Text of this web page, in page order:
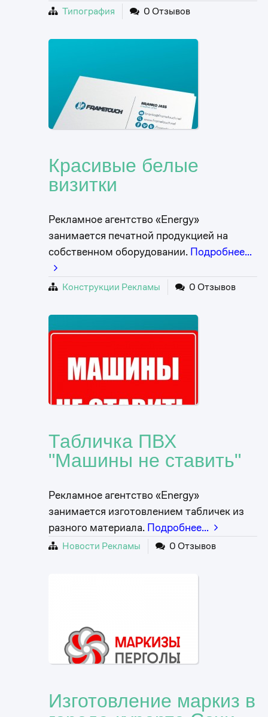
Типография 0 Отзывов
Красивые белые
визитки
Рекламное агентство «Energy»
занимается печатной продукцией на
собственном оборудовании. Подробнее…
Конструкции Рекламы 0 Отзывов
Табличка ПВХ
"Машины не ставить"
Рекламное агентство «Energy»
занимается изготовлением табличек из
разного материала. Подробнее…
Новости Рекламы 0 Отзывов
Изготовление маркиз в